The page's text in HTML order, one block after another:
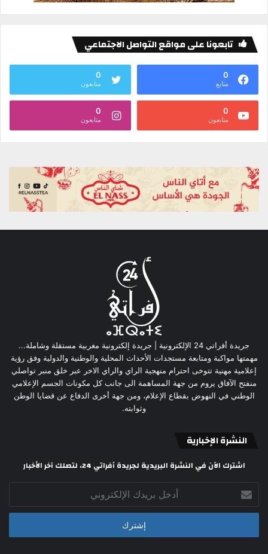
تابعونا على مواقع التواصل الاجتماعي
0
متابع
0
متابعون
0
متابعون
0
متابعون
جريدة أفراتي 24 الإلكترونية | جريدة إلكترونية مغربية مستقلة وشاملة...
مهمتها مواكبة ومتابعة مستجدات الأحداث المحلية والوطنية والدولية وفق رؤية
إعلامية مهنية تتوخى احترام منهجية الراي والراي الاخر عبر خلق منبر تواصلي
منفتح الآفاق يروم من جهة المساهمة الى جانب كل مكونات الجسم الإعلامي
الوطني في النهوض بقطاع الإعلام، ومن جهة أخرى الدفاع عن قضايا الوطن
وثوابته.
النشرة الإخبارية
اشترك الآن في النشرة البريدية لجريدة أفراتي 24، لتصلك آخر الأخبار
بريدك
الإلكتروني